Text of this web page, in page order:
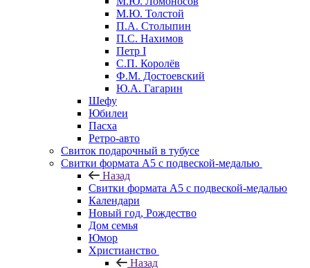
М.Ю. Толстой
П.А. Столыпин
П.С. Нахимов
Петр I
С.П. Королёв
Ф.М. Достоевский
Ю.А. Гагарин
Шефу
Юбилеи
Пасха
Ретро-авто
Свиток подарочный в тубусе
Свитки формата А5 с подвеской-медалью
Назад
Свитки формата А5 с подвеской-медалью
Календари
Новый год, Рождество
Дом семья
Юмор
Христианство
Назад